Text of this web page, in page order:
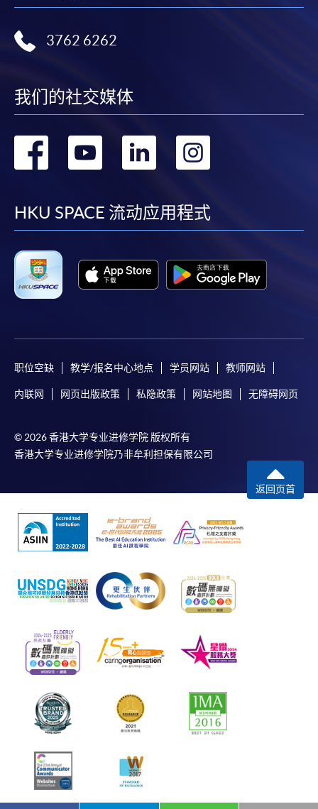
3762 6262
我们的社交媒体
转
facebook
转
youtube
转
linkedin
HKU SPACE 流动应用程式
职位空缺 教学/报名中心地点 学员网站 教师网站
内联网 网页出版政策 私隐政策 网站地图 无障碍网页
© 2026 香港大学专业进修学院 版权所有
香港大学专业进修学院乃非牟利担保有限公司
返回页首